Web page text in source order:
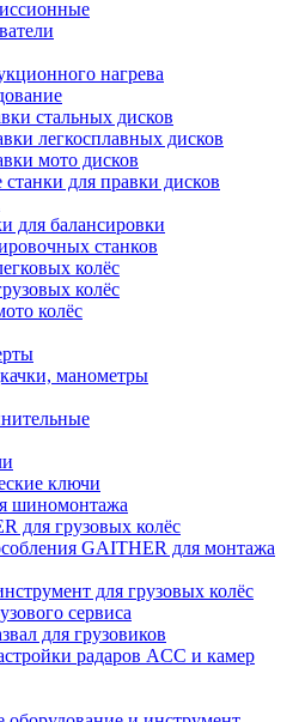
нагрева
стальных дисков
легкосплавных дисков
мото дисков
для правки дисков
для балансировки
станков
колёс
колёс
колёс
манометры
ключи
шиномонтажа
для грузовых колёс
GAITHER для монтажа
для грузовых колёс
сервиса
для грузовиков
радаров ACC и камер